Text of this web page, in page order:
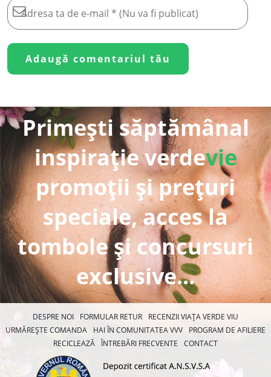
Primești săptămânal
inspirație verdevie
promoții și prețuri
speciale, acces la
tombole și concursuri
exclusive...
DESPRE NOI FORMULAR RETUR
RECENZII VIAȚA VERDE VIU
URMĂREȘTE COMANDA
HAI ÎN COMUNITATEA VVV
PROGRAM DE AFILIERE
RECICLEAZĂ ÎNTREBĂRI FRECVENTE CONTACT